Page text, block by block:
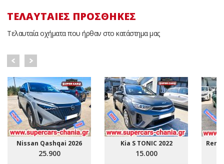
ΤΕΛΑΥΤΑΊΕΣ ΠΡΟΣΘΉΚΕΣ
Τελαυταία οχήματα που ήρθαν στο κατάστημα μας
Nissan Qashqai 2026
25.900
Kia S TONIC 2022
15.000